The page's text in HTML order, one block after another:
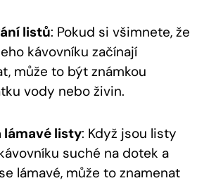
listů: Pokud si všimnete, že
kávovníku začínají
může to být známkou
vody nebo živin.
lámavé listy: Když jsou listy
suché na dotek a
lámavé, může to znamenat